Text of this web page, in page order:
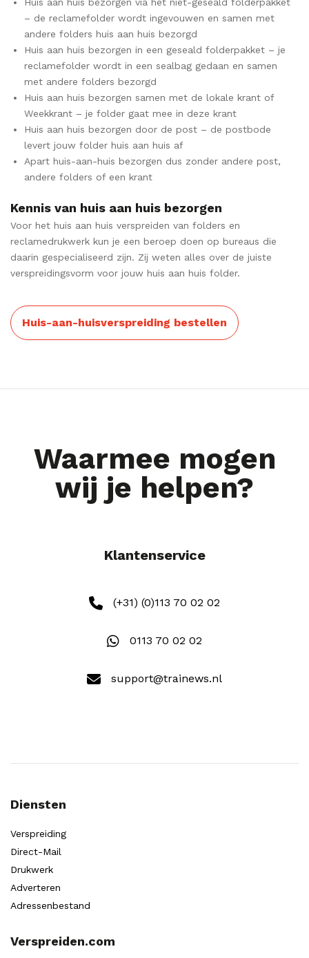
Huis aan huis bezorgen via het niet-geseald folderpakket
– de reclamefolder wordt ingevouwen en samen met
andere folders huis aan huis bezorgd
Huis aan huis bezorgen in een geseald folderpakket – je
reclamefolder wordt in een sealbag gedaan en samen
met andere folders bezorgd
Huis aan huis bezorgen samen met de lokale krant of
Weekkrant – je folder gaat mee in deze krant
Huis aan huis bezorgen door de post – de postbode
levert jouw folder huis aan huis af
Apart huis-aan-huis bezorgen dus zonder andere post,
andere folders of een krant
Kennis van huis aan huis bezorgen
Voor het huis aan huis verspreiden van folders en
reclamedrukwerk kun je een beroep doen op bureaus die
daarin gespecialiseerd zijn. Zij weten alles over de juiste
verspreidingsvorm voor jouw huis aan huis folder.
Huis-aan-huisverspreiding bestellen
Waarmee mogen
wij je helpen?
Klantenservice
(+31) (0)113 70 02 02
0113 70 02 02
support@trainews.nl
Diensten
Verspreiding
Direct-Mail
Drukwerk
Adverteren
Adressenbestand
Verspreiden.com